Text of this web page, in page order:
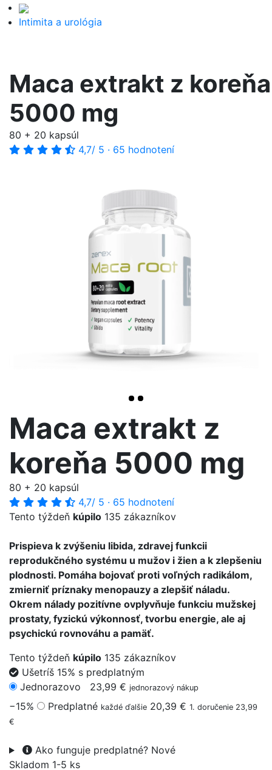
Intimita a urológia
Maca extrakt z koreňa
5000 mg
80 + 20 kapsúl
4,7/ 5 · 65 hodnotení
Maca extrakt z
koreňa 5000 mg
80 + 20 kapsúl
4,7/ 5 · 65 hodnotení
Tento týždeň kúpilo 135 zákazníkov
Prispieva k zvýšeniu libida, zdravej funkcii
reprodukčného systému u mužov i žien a k zlepšeniu
plodnosti. Pomáha bojovať proti voľných radikálom,
zmierniť príznaky menopauzy a zlepšiť náladu.
Okrem nálady pozitívne ovplyvňuje funkciu mužskej
prostaty, fyzickú výkonnosť, tvorbu energie, ale aj
psychickú rovnováhu a pamäť.
Tento týždeň kúpilo 135 zákazníkov
Ušetríš 15% s predplatným
Jednorazovo
23,99 € jednorazový nákup
−15% Predplatné každé ďalšie 20,39 € 1. doručenie 23,99
€
Ako funguje predplatné? Nové
Skladom 1-5 ks